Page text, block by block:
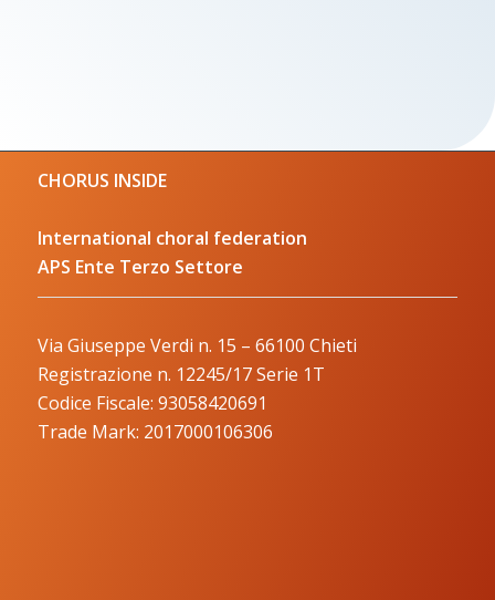
CHORUS INSIDE
International choral federation
APS Ente Terzo Settore
Via Giuseppe Verdi n. 15 – 66100 Chieti
Registrazione n. 12245/17 Serie 1T
Codice Fiscale: 93058420691
Trade Mark: 2017000106306